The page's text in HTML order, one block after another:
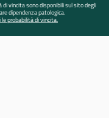
vincita sono disponibili sul sito degli
dipendenza patologica.
le probabilità di vincita.